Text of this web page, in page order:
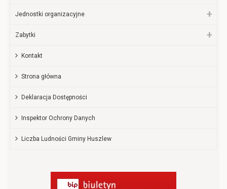
Jednostki organizacyjne
Zabytki
Kontakt
Strona główna
Deklaracja Dostępności
Inspektor Ochrony Danych
Liczba Ludności Gminy Huszlew